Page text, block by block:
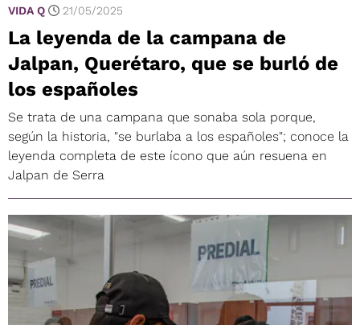
VIDA Q 21/05/2025
La leyenda de la campana de
Jalpan, Querétaro, que se burló de
los españoles
Se trata de una campana que sonaba sola porque,
según la historia, "se burlaba a los españoles"; conoce la
leyenda completa de este ícono que aún resuena en
Jalpan de Serra